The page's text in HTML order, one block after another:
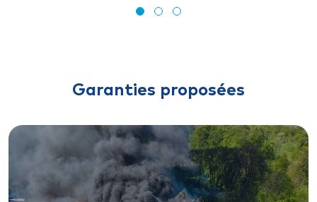
Garanties proposées